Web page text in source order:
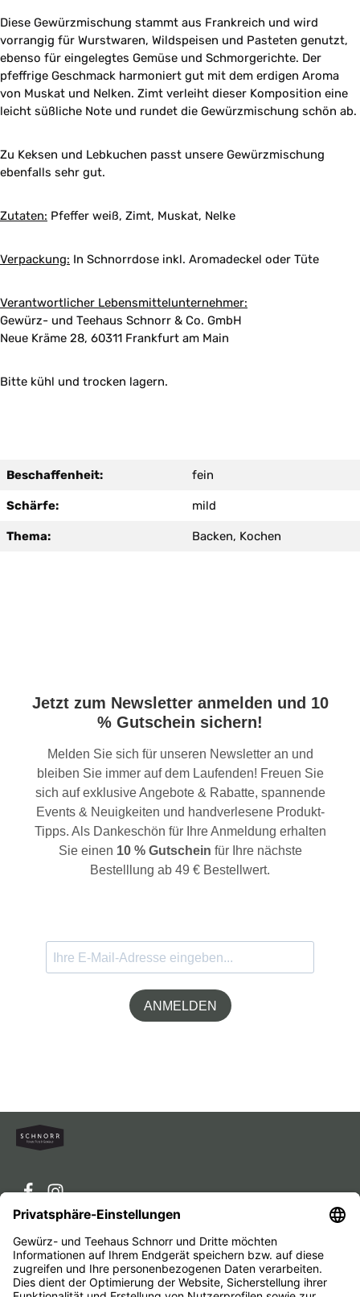
Diese Gewürzmischung stammt aus Frankreich und wird
vorrangig für Wurstwaren, Wildspeisen und Pasteten genutzt,
ebenso für eingelegtes Gemüse und Schmorgerichte. Der
pfeffrige Geschmack harmoniert gut mit dem erdigen Aroma
von Muskat und Nelken. Zimt verleiht dieser Komposition eine
leicht süßliche Note und rundet die Gewürzmischung schön ab.
Zu Keksen und Lebkuchen passt unsere Gewürzmischung
ebenfalls sehr gut.
Zutaten: Pfeffer weiß, Zimt, Muskat, Nelke
Verpackung: In Schnorrdose inkl. Aromadeckel oder Tüte
Verantwortlicher Lebensmittelunternehmer:
Gewürz- und Teehaus Schnorr & Co. GmbH
Neue Kräme 28, 60311 Frankfurt am Main
Bitte kühl und trocken lagern.
Beschaffenheit: fein
Schärfe: mild
Thema: Backen, Kochen
Jetzt zum Newsletter anmelden und 10
% Gutschein sichern!
Melden Sie sich für unseren Newsletter an und
bleiben Sie immer auf dem Laufenden! Freuen Sie
sich auf exklusive Angebote & Rabatte, spannende
Events & Neuigkeiten und handverlesene Produkt-
Tipps. Als Dankeschön für Ihre Anmeldung erhalten
Sie einen 10 % Gutschein für Ihre nächste
Bestelllung ab 49 € Bestellwert.
ANMELDEN
Service-Hotline
Service